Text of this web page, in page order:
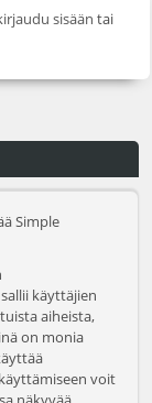
sisään tai
Simple
käyttäjien
aiheista,
on monia
voit